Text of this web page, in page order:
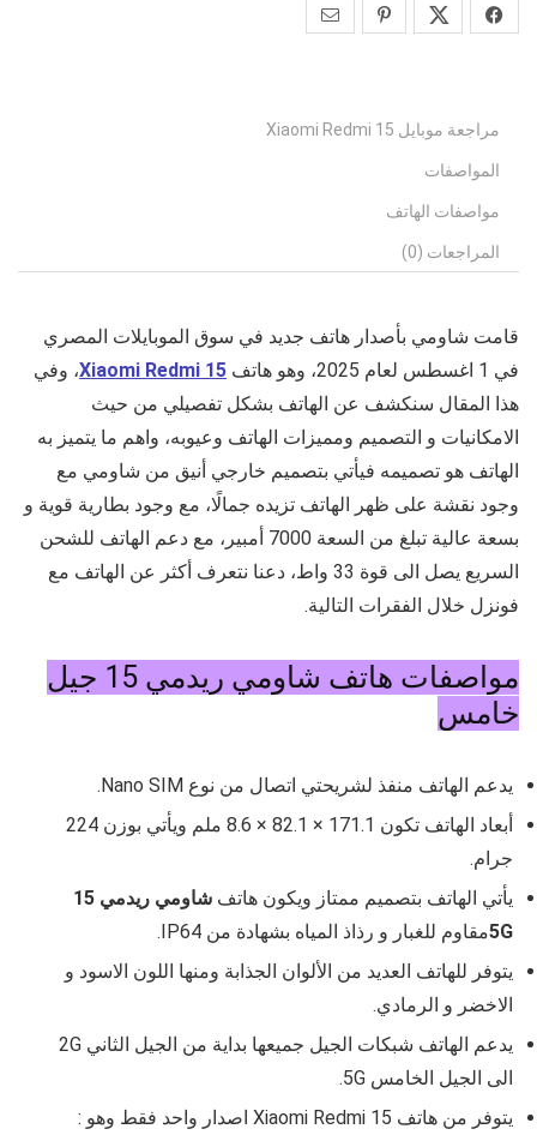
مراجعة موبايل Xiaomi Redmi 15
المواصفات
مواصفات الهاتف
المراجعات (0)
قامت شاومي بأصدار هاتف جديد في سوق الموبايلات المصري
في 1 اغسطس لعام 2025، وهو هاتف
Xiaomi Redmi 15، وفي
هذا المقال سنكشف عن الهاتف بشكل تفصيلي من حيث
الامكانيات و التصميم ومميزات الهاتف وعيوبه، واهم ما يتميز به
الهاتف هو تصميمه فيأتي بتصميم خارجي أنيق من شاومي مع
وجود نقشة على ظهر الهاتف تزيده جمالًا، مع وجود بطارية قوية و
بسعة عالية تبلغ من السعة 7000 أمبير، مع دعم الهاتف للشحن
السريع يصل الى قوة 33 واط، دعنا نتعرف أكثر عن الهاتف مع
فونزل خلال الفقرات التالية.
مواصفات هاتف شاومي ريدمي 15 جيل
خامس
يدعم الهاتف منفذ لشريحتي اتصال من نوع Nano SIM.
أبعاد الهاتف تكون 171.1 × 82.1 × 8.6 ملم ويأتي بوزن 224
جرام.
يأتي الهاتف بتصميم ممتاز ويكون هاتف
شاومي ريدمي 15
5Gمقاوم للغبار و رذاذ المياه بشهادة من IP64
.
يتوفر للهاتف العديد من الألوان الجذابة ومنها اللون الاسود و
الاخضر و الرمادي.
يدعم الهاتف شبكات الجيل جميعها بداية من الجيل الثاني 2G
الى الجيل الخامس 5G.
يتوفر من هاتف Xiaomi Redmi 15 اصدار واحد فقط وهو :